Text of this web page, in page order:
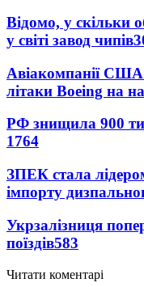
Відомо, у скільки
у світі завод чипів
Авіакомпанії США
літаки Boeing на
РФ знищила 900
1764
ЗПЕК стала
імпорту
Укрзалізниця
поїздів583
Читати коментарі